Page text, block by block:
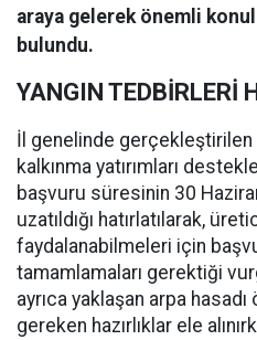
araya gelerek önemli
bulundu.
YANGIN TEDBİRLERİ
İl genelinde gerçekleştirilen
kalkınma yatırımları
başvuru süresinin 30
uzatıldığı hatırlatılarak,
faydalanabilmeleri için
tamamlamaları gerektiği
ayrıca yaklaşan arpa
gereken hazırlıklar ele